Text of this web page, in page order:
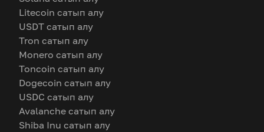
Litecoin сатып алу
USDT сатып алу
Tron сатып алу
Monero сатып алу
Toncoin сатып алу
Dogecoin сатып алу
USDC сатып алу
Avalanche сатып алу
Shiba Inu сатып алу